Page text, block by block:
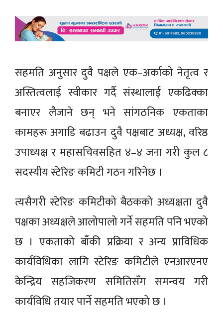
सहमति अनुसार दुवै पक्षले एक–अर्काको नेतृत्व र
अस्तित्वलाई स्वीकार गर्दै संस्थालाई एकढिक्का
बनाएर लैजाने छन् भने सांगठनिक एकताका
कामहरू अगाडि बढाउन दुवै पक्षबाट अध्यक्ष, वरिष्ठ
उपाध्यक्ष र महासचिवसहित ४–४ जना गरी कुल ८
सदस्यीय स्टेरिङ कमिटी गठन गरिनेछ ।
त्यसैगरी स्टेरिङ कमिटीको बैठकको अध्यक्षता दुवै
पक्षका अध्यक्षले आलोपालो गर्ने सहमति पनि भएको
छ । एकताको बाँकी प्रक्रिया र अन्य प्राविधिक
कार्यविधिका लागि स्टेरिङ कमिटीले एनआरएनए
केन्द्रिय सहजिकरण समितिसँग समन्वय गरी
कार्यविधि तयार पार्ने सहमति भएको छ ।